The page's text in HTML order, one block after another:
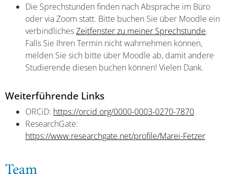
Die Sprechstunden finden nach Absprache im Büro
oder via Zoom statt. Bitte buchen Sie über Moodle ein
verbindlichesZeitfenster zu meiner Sprechstunde.
Falls Sie Ihren Termin nicht wahrnehmen können,
melden Sie sich bitte über Moodle ab, damit andere
Studierende diesen buchen können! Vielen Dank.
Weiterführende Links
ORCiD: https://orcid.org/0000-0003-0270-7870
ResearchGate:
https://www.researchgate.net/profile/Marei-Fetzer
Team